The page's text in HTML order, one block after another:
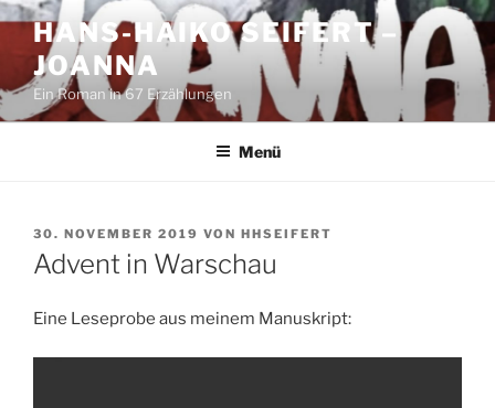
Zum
Inhalt
springen
HANS-HAIKO SEIFERT –
JOANNA
Ein Roman in 67 Erzählungen
Menü
VERÖFFENTLICHT
AM
30. NOVEMBER 2019 VON HHSEIFERT
Advent in Warschau
Eine Leseprobe aus meinem Manuskript: